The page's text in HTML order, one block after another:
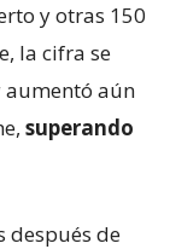
y otras 150
la cifra se
aumentó aún
superando
después de